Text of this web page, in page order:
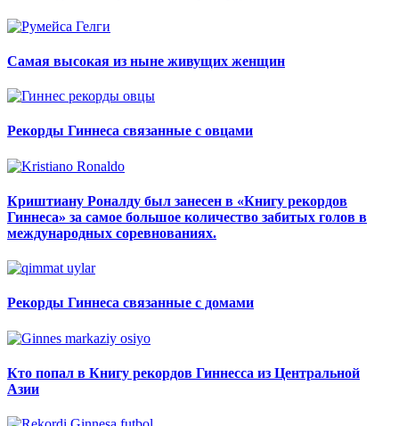
Самая высокая из ныне живущих женщин
Рекорды Гиннеса связанные с овцами
Криштиану Роналду был занесен в «Книгу рекордов
Гиннеса» за самое большое количество забитых голов в
международных соревнованиях.
Рекорды Гиннеса связанные с домами
Кто попал в Книгу рекордов Гиннесса из Центральной
Азии